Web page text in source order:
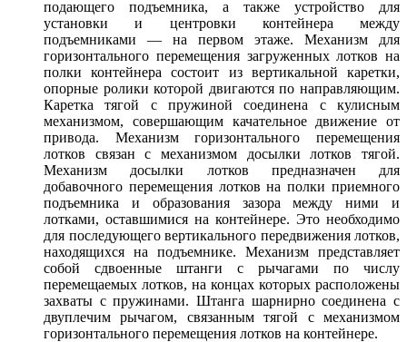
подающего подъемника, а также устройство для
установки и центровки контейнера между
подъемниками — на первом этаже. Механизм для
горизонтального перемещения загруженных лотков на
полки контейнера состоит из вертикальной каретки,
опорные ролики которой двигаются по направляющим.
Каретка тягой с пружиной соединена с кулисным
механизмом, совершающим качательное движение от
привода. Механизм горизонтального перемещения
лотков связан с механизмом досылки лотков тягой.
Механизм досылки лотков предназначен для
добавочного перемещения лотков на полки приемного
подъемника и образования зазора между ними и
лотками, оставшимися на контейнере. Это необходимо
для последующего вертикального передвижения лотков,
находящихся на подъемнике. Механизм представляет
собой сдвоенные штанги с рычагами по числу
перемещаемых лотков, на концах которых расположены
захваты с пружинами. Штанга шарнирно соединена с
двуплечим рычагом, связанным тягой с механизмом
горизонтального перемещения лотков на контейнере.